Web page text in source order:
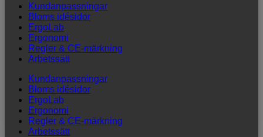
Kundanpassningar
Bloms idésidor
ErgoLab
Ergonomi
Regler & CE-märkning
Arbetssätt
Kundanpassningar
Bloms idésidor
ErgoLab
Ergonomi
Regler & CE-märkning
Arbetssätt